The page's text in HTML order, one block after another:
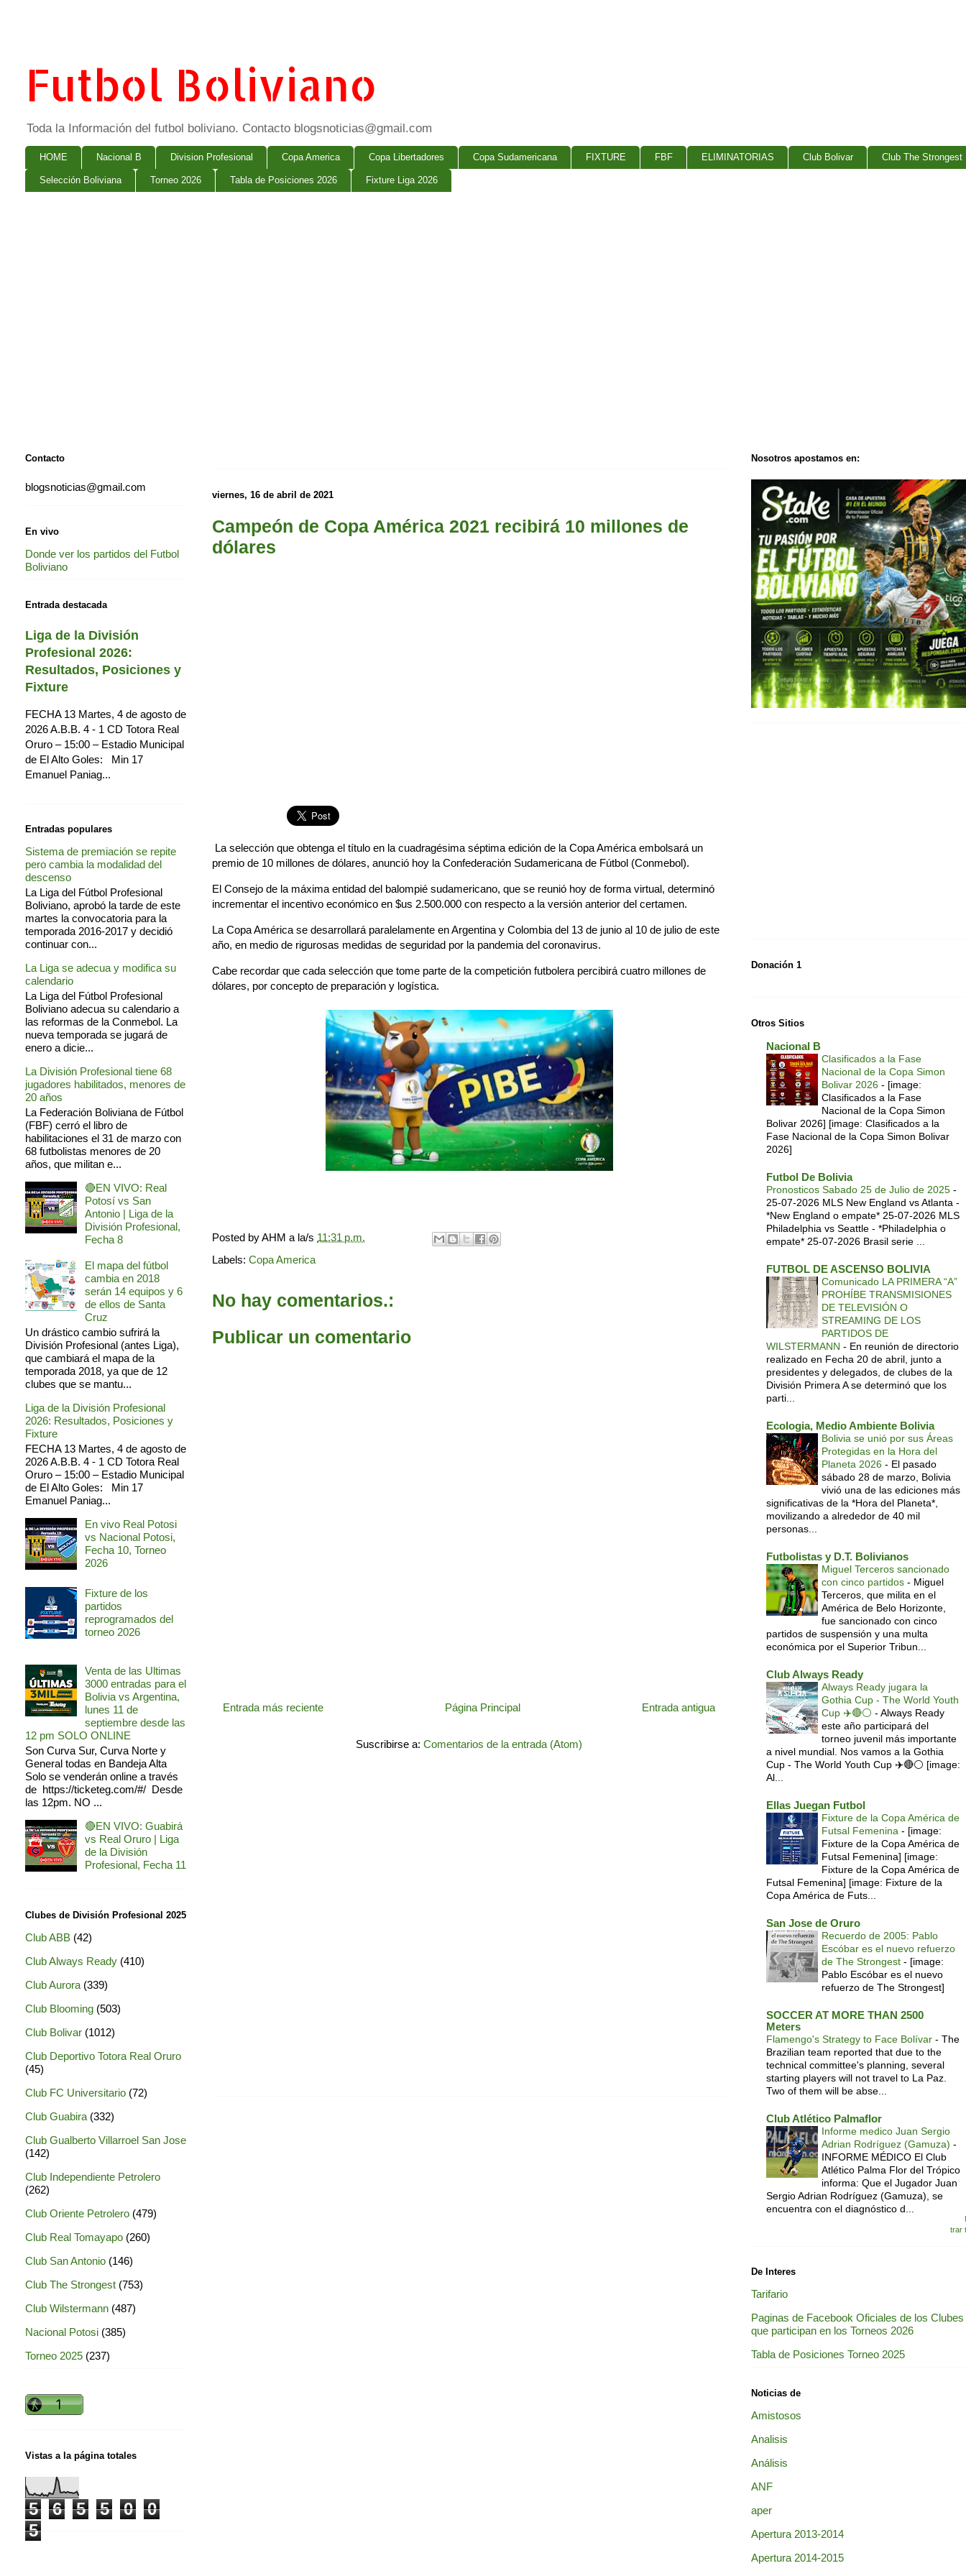
Futbol Boliviano
Toda la Información del futbol boliviano. Contacto blogsnoticias@gmail.com
HOME Nacional B Division Profesional Copa America Copa Libertadores Copa Sudamericana FIXTURE FBF ELIMINATORIAS Club Bolivar Club The Strongest
Selección Boliviana Torneo 2026 Tabla de Posiciones 2026 Fixture Liga 2026
viernes, 16 de abril de 2021
Campeón de Copa América 2021 recibirá 10 millones de
dólares
La selección que obtenga el título en la cuadragésima séptima edición de la Copa América embolsará un
premio de 10 millones de dólares, anunció hoy la Confederación Sudamericana de Fútbol (Conmebol).
El Consejo de la máxima entidad del balompié sudamericano, que se reunió hoy de forma virtual, determinó
incrementar el incentivo económico en $us 2.500.000 con respecto a la versión anterior del certamen.
La Copa América se desarrollará paralelamente en Argentina y Colombia del 13 de junio al 10 de julio de este
año, en medio de rigurosas medidas de seguridad por la pandemia del coronavirus.
Cabe recordar que cada selección que tome parte de la competición futbolera percibirá cuatro millones de
dólares, por concepto de preparación y logística.
Posted byAHM a la/s 11:31 p.m.
Labels: Copa America
No hay comentarios.:
Publicar un comentario
Entrada más reciente Entrada antigua
Página Principal
Suscribirse a: Comentarios de la entrada (Atom)
Contacto
blogsnoticias@gmail.com
En vivo
Donde ver los partidos del Futbol
Boliviano
Entrada destacada
Liga de la División
Profesional 2026:
Resultados, Posiciones y
Fixture
FECHA 13 Martes, 4 de agosto de
2026 A.B.B. 4 - 1 CD Totora Real
Oruro – 15:00 – Estadio Municipal
de El Alto Goles: Min 17
Emanuel Paniag...
Entradas populares
Sistema de premiación se repite
pero cambia la modalidad del
descenso
La Liga del Fútbol Profesional
Boliviano, aprobó la tarde de este
martes la convocatoria para la
temporada 2016-2017 y decidió
continuar con...
La Liga se adecua y modifica su
calendario
La Liga del Fútbol Profesional
Boliviano adecua su calendario a
las reformas de la Conmebol. La
nueva temporada se jugará de
enero a dicie...
La División Profesional tiene 68
jugadores habilitados, menores de
20 años
La Federación Boliviana de Fútbol
(FBF) cerró el libro de
habilitaciones el 31 de marzo con
68 futbolistas menores de 20
años, que militan e...
🔴EN VIVO: Real
Potosí vs San
Antonio | Liga de la
División Profesional,
Fecha 8
El mapa del fútbol
cambia en 2018
serán 14 equipos y 6
de ellos de Santa
Cruz
Un drástico cambio sufrirá la
División Profesional (antes Liga),
que cambiará el mapa de la
temporada 2018, ya que de 12
clubes que se mantu...
Liga de la División Profesional
2026: Resultados, Posiciones y
Fixture
FECHA 13 Martes, 4 de agosto de
2026 A.B.B. 4 - 1 CD Totora Real
Oruro – 15:00 – Estadio Municipal
de El Alto Goles: Min 17
Emanuel Paniag...
En vivo Real Potosi
vs Nacional Potosi,
Fecha 10, Torneo
2026
Fixture de los
partidos
reprogramados del
torneo 2026
Venta de las Ultimas
3000 entradas para el
Bolivia vs Argentina,
lunes 11 de
septiembre desde las
12 pm SOLO ONLINE
Son Curva Sur, Curva Norte y
General todas en Bandeja Alta
Solo se venderán online a través
de https://ticketeg.com/#/ Desde
las 12pm. NO ...
🔴EN VIVO: Guabirá
vs Real Oruro | Liga
de la División
Profesional, Fecha 11
Clubes de División Profesional 2025
Club ABB (42)
Club Always Ready (410)
Club Aurora (339)
Club Blooming (503)
Club Bolivar (1012)
Club Deportivo Totora Real Oruro
(45)
Club FC Universitario (72)
Club Guabira (332)
Club Gualberto Villarroel San Jose
(142)
Club Independiente Petrolero
(262)
Club Oriente Petrolero (479)
Club Real Tomayapo (260)
Club San Antonio (146)
Club The Strongest (753)
Club Wilstermann (487)
Nacional Potosi (385)
Torneo 2025 (237)
Vistas a la página totales
5 6 5 5 0
0
5
Nosotros apostamos en:
Donación 1
Otros Sitios
Nacional B
Clasificados a la Fase
Nacional de la Copa Simon
Bolivar 2026 - [image:
Clasificados a la Fase
Nacional de la Copa Simon
Bolivar 2026] [image: Clasificados a la
Fase Nacional de la Copa Simon Bolivar
2026]
Futbol De Bolivia
Pronosticos Sabado 25 de Julio de 2025 -
25-07-2026 MLS New England vs Atlanta -
*New England o empate* 25-07-2026 MLS
Philadelphia vs Seattle - *Philadelphia o
empate* 25-07-2026 Brasil serie ...
FUTBOL DE ASCENSO BOLIVIA
Comunicado LA PRIMERA “A”
PROHÍBE TRANSMISIONES
DE TELEVISIÓN O
STREAMING DE LOS
PARTIDOS DE
WILSTERMANN - En reunión de directorio
realizado en Fecha 20 de abril, junto a
presidentes y delegados, de clubes de la
División Primera A se determinó que los
parti...
Ecologia, Medio Ambiente Bolivia
Bolivia se unió por sus Áreas
Protegidas en la Hora del
Planeta 2026 - El pasado
sábado 28 de marzo, Bolivia
vivió una de las ediciones más
significativas de la *Hora del Planeta*,
movilizando a alrededor de 40 mil
personas...
Futbolistas y D.T. Bolivianos
Miguel Terceros sancionado
con cinco partidos - Miguel
Terceros, que milita en el
América de Belo Horizonte,
fue sancionado con cinco
partidos de suspensión y una multa
económica por el Superior Tribun...
Club Always Ready
Always Ready jugara la
Gothia Cup - The World Youth
Cup ✈️🔴⚪️ - Always Ready
este año participará del
torneo juvenil más importante
a nivel mundial. Nos vamos a la Gothia
Cup - The World Youth Cup ✈️🔴⚪️ [image:
Al...
Ellas Juegan Futbol
Fixture de la Copa América de
Futsal Femenina - [image:
Fixture de la Copa América de
Futsal Femenina] [image:
Fixture de la Copa América de
Futsal Femenina] [image: Fixture de la
Copa América de Futs...
San Jose de Oruro
Recuerdo de 2005: Pablo
Escóbar es el nuevo refuerzo
de The Strongest - [image:
Pablo Escóbar es el nuevo
refuerzo de The Strongest]
SOCCER AT MORE THAN 2500
Meters
Flamengo's Strategy to Face Bolívar - The
Brazilian team reported that due to the
technical committee's planning, several
starting players will not travel to La Paz.
Two of them will be abse...
Club Atlético Palmaflor
Informe medico Juan Sergio
Adrian Rodríguez (Gamuza) -
INFORME MÉDICO El Club
Atlético Palma Flor del Trópico
informa: Que el Jugador Juan
Sergio Adrian Rodríguez (Gamuza), se
encuentra con el diagnóstico d...
trar
De Interes
Tarifario
Paginas de Facebook Oficiales de los Clubes
que participan en los Torneos 2026
Tabla de Posiciones Torneo 2025
Noticias de
Amistosos
Analisis
Análisis
ANF
aper
Apertura 2013-2014
Apertura 2014-2015